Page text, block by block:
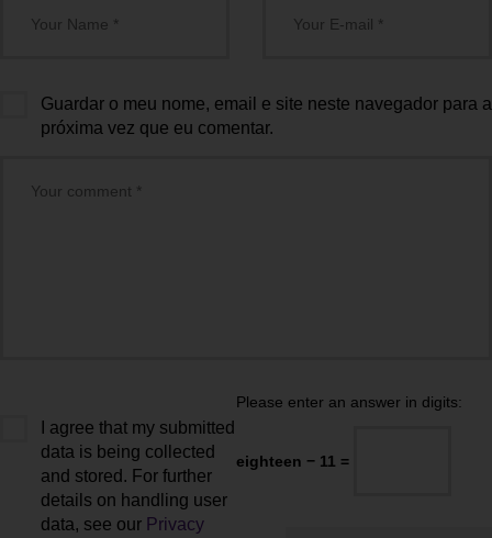
Guardar o meu nome, email e site neste navegador para a
próxima vez que eu comentar.
I agree that my submitted
data is being collected
and stored. For further
details on handling user
data, see our Privacy
Please enter an answer in digits:
eighteen − 11 =